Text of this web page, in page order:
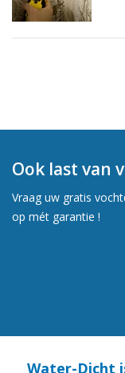
Ook last van
Vraag uw gratis
op mét garantie !
Water-Dicht